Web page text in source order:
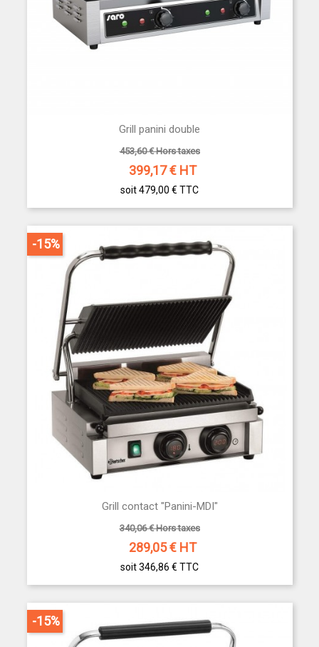
Grill panini double
453,60 € Hors taxes
399,17€ HT
soit 479,00 € TTC
Grill contact "Panini-MDI"
340,06 € Hors taxes
289,05€ HT
soit 346,86 € TTC
-15%
-15%